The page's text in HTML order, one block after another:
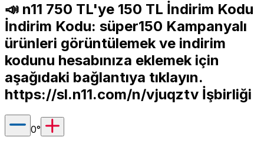
📣 n11 750 TL'ye 150 TL İndirim Kodu
İndirim Kodu: süper150 Kampanyalı
ürünleri görüntülemek ve indirim
kodunu hesabınıza eklemek için
aşağıdaki bağlantıya tıklayın.
https://sl.n11.com/n/vjuqztv İşbirliği
0°